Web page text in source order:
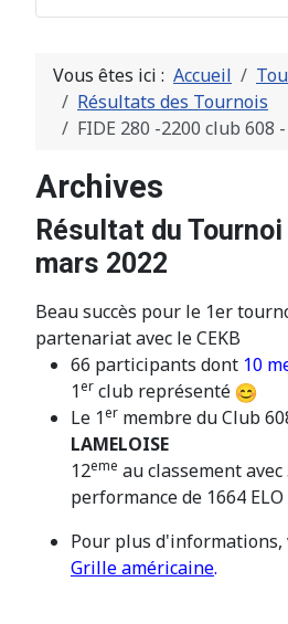
Vous êtes ici : Accueil
Résultats des Tournois
FIDE 280 -2200 club 608
Archives
Résultat du
mars 2022
Beau succès pour le 1er
partenariat avec le CEKB
66 participants dont 10
1er club représenté
Le 1er membre du Club
LAMELOISE
12eme au classement
performance de 1664
Pour plus
Grille américaine.